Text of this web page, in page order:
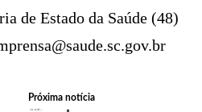
de Estado da Saúde (48)
Próxima notícia